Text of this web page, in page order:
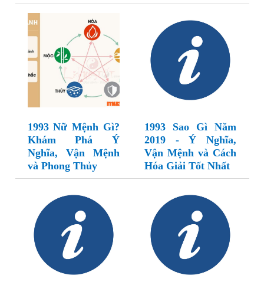
1993 Nữ Mệnh Gì?
Khám Phá Ý
Nghĩa, Vận Mệnh
và Phong Thủy
1993 Sao Gì Năm
2019 - Ý Nghĩa,
Vận Mệnh và Cách
Hóa Giải Tốt Nhất